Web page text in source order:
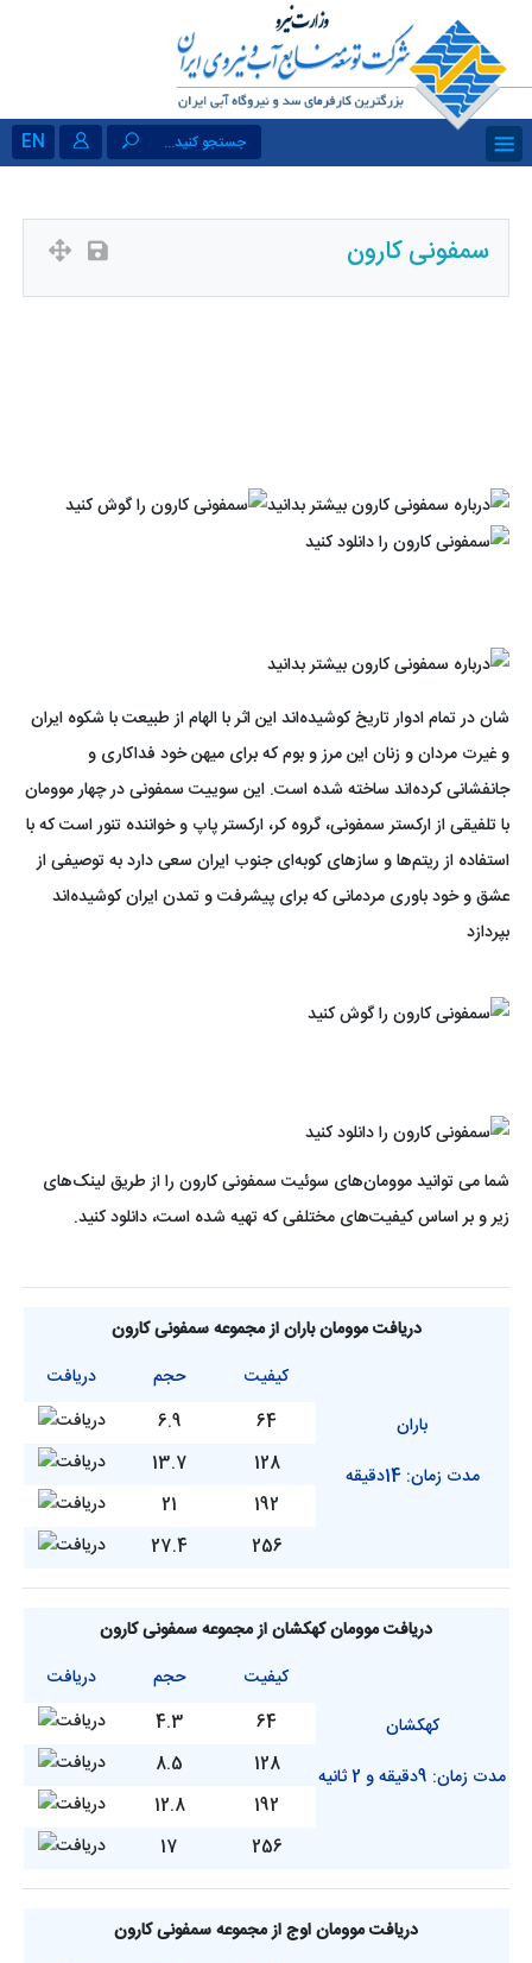
EN جستجو کنید...
سمفونی کارون
شان در تمام ادوار تاریخ کوشیده‌اند این اثر با الهام از طبیعت با شکوه ایران
و غیرت مردان و زنان این مرز و بوم که برای میهن خود فداکاری و
جانفشانی کرده‌اند ساخته شده است. این سوییت سمفونی در چهار موومان
با تلفیقی از ارکستر سمفونی، گروه کر، ارکستر پاپ و خواننده تنور است که با
استفاده از ریتم‌ها و سازهای کوبه‌ای جنوب ایران سعی دارد به توصیفی از
عشق و خود باوری مردمانی که برای پیشرفت و تمدن ایران کوشیده‌اند
بپردازد
شما می توانید موومان‌های سوئیت سمفونی کارون را از طریق لینک‌های
زیر و بر اساس کیفیت‌های مختلفی که تهیه شده است، دانلود کنید.
دریافت موومان باران از مجموعه سمفونی کارون
دریافت
حجم
کیفیت
باران
مدت زمان: 14دقیقه
6.9
64
13.7
128
21
192
27.4
256
دریافت موومان کهکشان از مجموعه سمفونی کارون
دریافت
حجم
کیفیت
کهکشان
مدت زمان: 9دقیقه و 2 ثانیه
4.3
64
8.5
128
12.8
192
17
256
دریافت موومان اوج از مجموعه سمفونی کارون